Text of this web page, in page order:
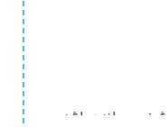
شخص مانده باشد.